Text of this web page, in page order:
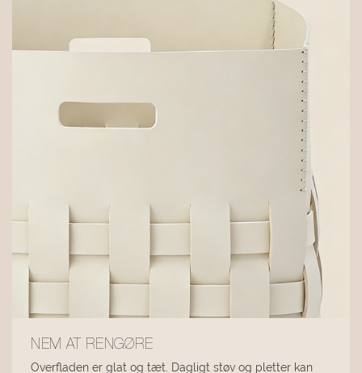
NEM AT RENGØRE
Overfladen er glat og tæt. Dagligt støv og pletter kan